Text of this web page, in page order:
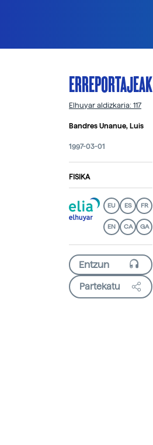
ERREPORTAJEAK
Elhuyar aldizkaria: 117
Bandres Unanue, Luis
1997-03-01
FISIKA
EU ES FR
EN CA GA
Partekatu